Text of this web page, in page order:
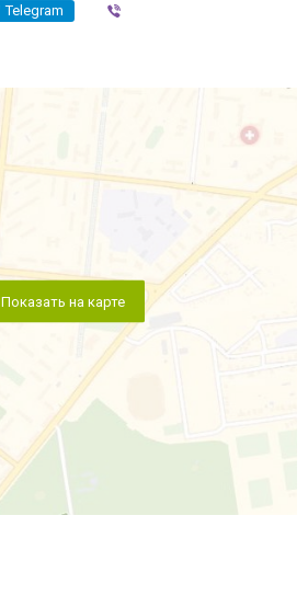
Telegram
Показать на карте